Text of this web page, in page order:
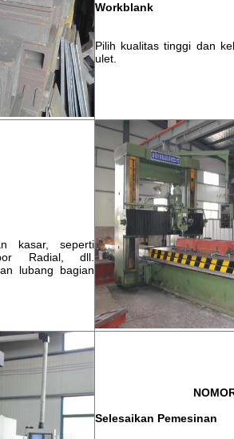
Workblank
Pilih kualitas tinggi dan
ulet.
kasar, seperti
Radial, dll.
lubang bagian
Selesaikan Pemesinan